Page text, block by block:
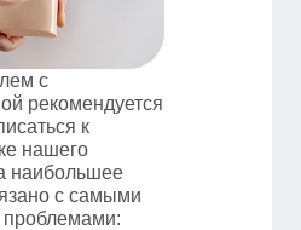
с
рекомендуется
к
нашего
наибольшее
с самыми